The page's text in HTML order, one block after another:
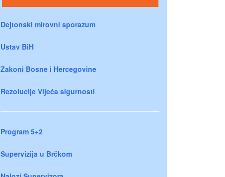
Dejtonski mirovni sporazum
Ustav BiH
Zakoni Bosne i Hercegovine
Rezolucije Vijeća sigurnosti
Program 5+2
Supervizija u Brčkom